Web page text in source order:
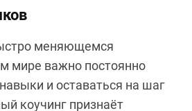
меняющемся
мире важно постоянно
и оставаться на шаг
коучинг признаёт